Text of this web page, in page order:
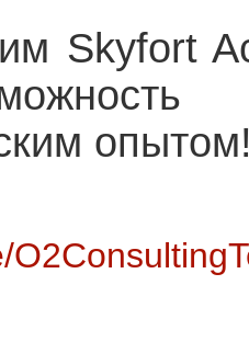
Skyfort